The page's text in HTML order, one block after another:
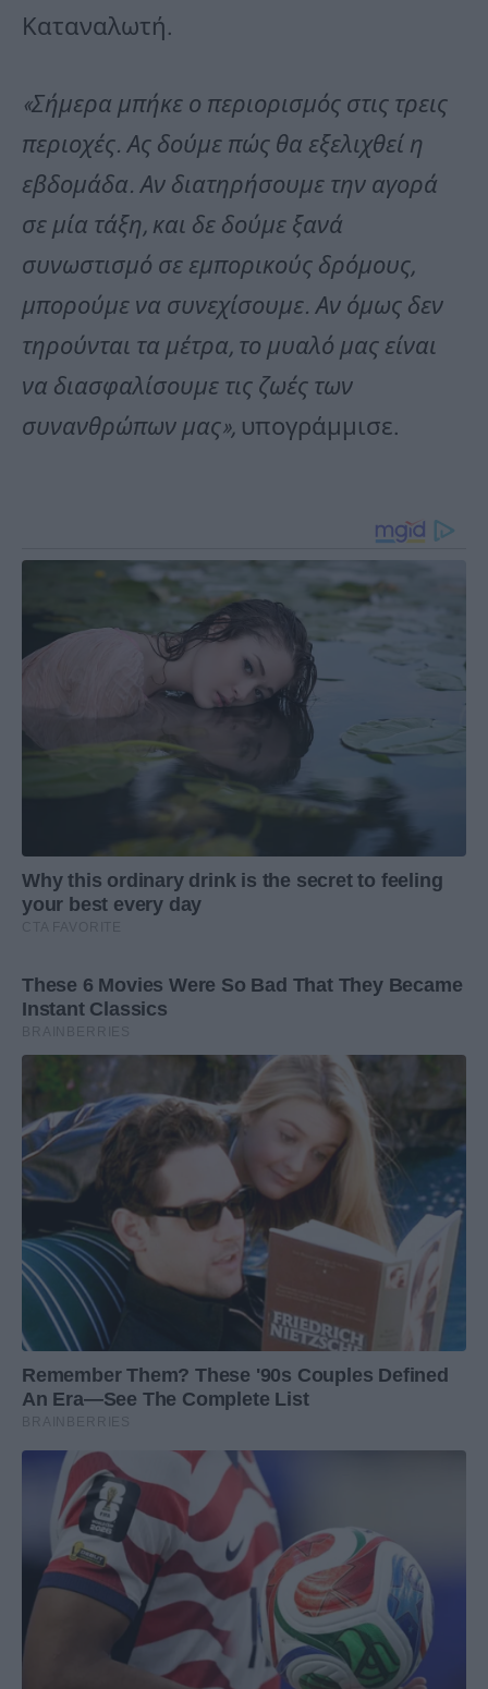
Καταναλωτή.
«Σήμερα μπήκε ο περιορισμός στις τρεις
περιοχές. Ας δούμε πώς θα εξελιχθεί η
εβδομάδα. Αν διατηρήσουμε την αγορά
σε μία τάξη, και δε δούμε ξανά
συνωστισμό σε εμπορικούς δρόμους,
μπορούμε να συνεχίσουμε. Αν όμως δεν
τηρούνται τα μέτρα, το μυαλό μας είναι
να διασφαλίσουμε τις ζωές των
συνανθρώπων μας», υπογράμμισε.